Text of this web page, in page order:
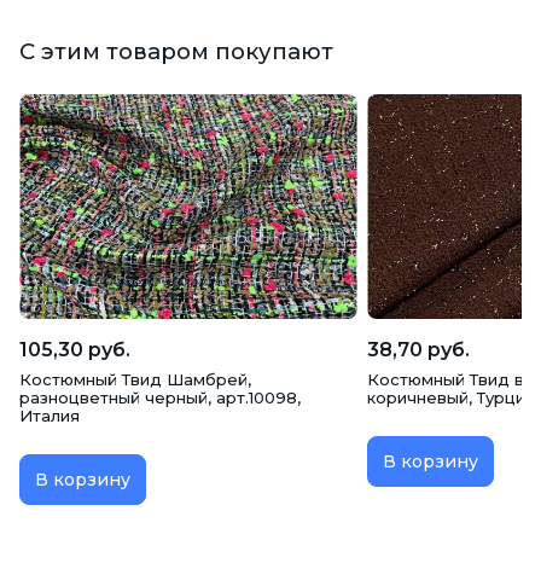
С этим товаром покупают
105,30 руб.
Костюмный Твид Шамбрей,
разноцветный черный, арт.10098,
Италия
В корзину
38,70 руб.
Костюмный Твид в
коричневый, Турция
В корзину